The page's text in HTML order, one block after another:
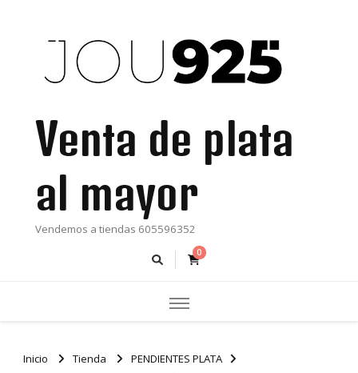
Venta de plata
al mayor
Vendemos a tiendas 605596352
0
Inicio Tienda
PENDIENTES PLATA